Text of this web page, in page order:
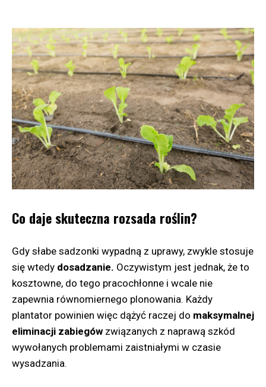
Co daje skuteczna rozsada roślin?
Gdy słabe sadzonki wypadną z uprawy, zwykle stosuje
się wtedy dosadzanie. Oczywistym jest jednak, że to
kosztowne, do tego pracochłonne i wcale nie
zapewnia równomiernego plonowania. Każdy
plantator powinien więc dążyć raczej do maksymalnej
eliminacji zabiegów związanych z naprawą szkód
wywołanych problemami zaistniałymi w czasie
wysadzania.